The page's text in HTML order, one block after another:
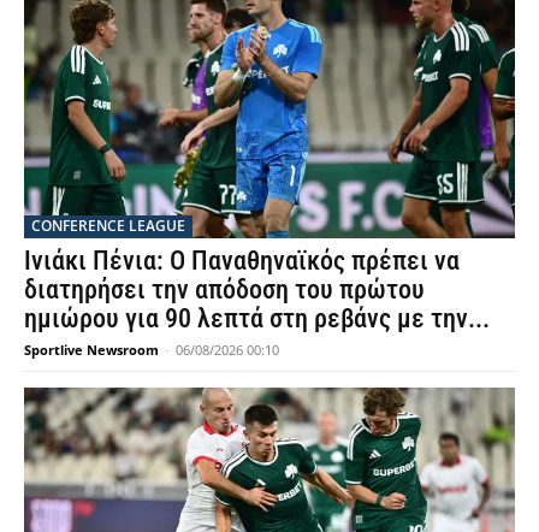
CONFERENCE LEAGUE
Ινιάκι Πένια: Ο Παναθηναϊκός πρέπει να
διατηρήσει την απόδοση του πρώτου
ημιώρου για 90 λεπτά στη ρεβάνς με την...
Sportlive Newsroom - 06/08/2026 00:10